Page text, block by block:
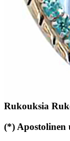
Rukoushelmet
Jos sinulla ei ole
Helmenlasku
Rukouksia
(*) Apostolinen